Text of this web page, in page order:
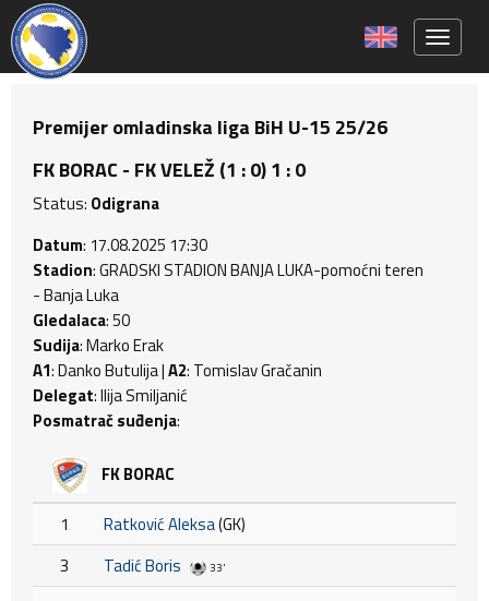
Premijer omladinska liga BiH U-15 25/26
FK BORAC - FK VELEŽ (1 : 0) 1 : 0
Status: Odigrana
Datum: 17.08.2025 17:30
Stadion: GRADSKI STADION BANJA LUKA-pomoćni teren
- Banja Luka
Gledalaca: 50
Sudija: Marko Erak
A1: Danko Butulija |A2: Tomislav Gračanin
Delegat: Ilija Smiljanić
Posmatrač suđenja:
FK BORAC
1 Ratković Aleksa(GK)
3
Tadić Boris 33'